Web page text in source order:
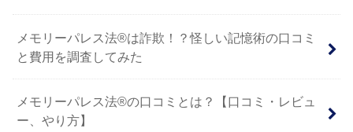
メモリーパレス法®︎は詐欺！？怪しい記憶術の口コミ
と費用を調査してみた
メモリーパレス法®︎の口コミとは？【口コミ・レビュ
ー、やり方】